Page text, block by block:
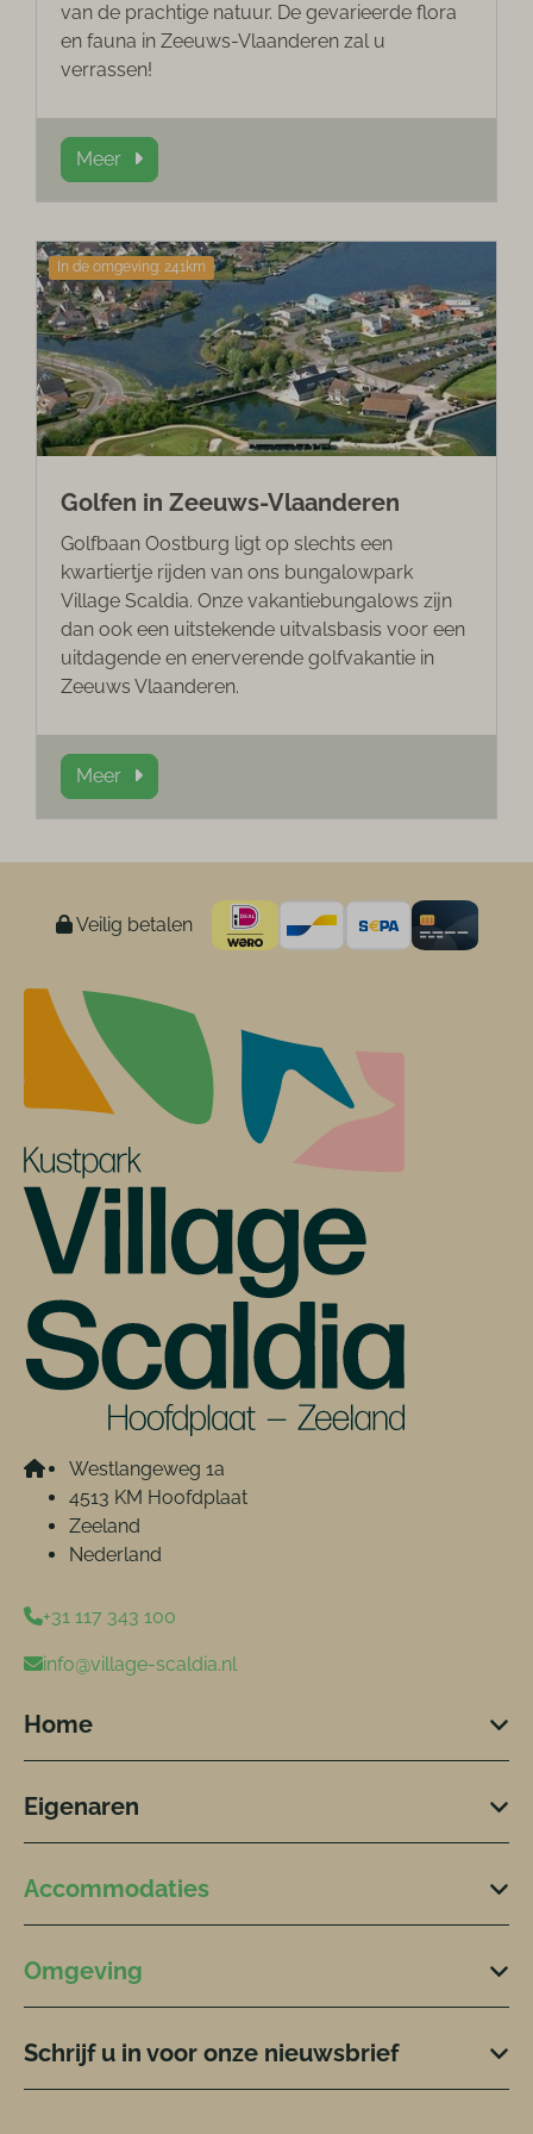
van de prachtige natuur. De gevarieerde flora
en fauna in Zeeuws-Vlaanderen zal u
verrassen!
Meer
In de omgeving: 241km
Golfen in Zeeuws-Vlaanderen
Golfbaan Oostburg ligt op slechts een
kwartiertje rijden van ons bungalowpark
Village Scaldia. Onze vakantiebungalows zijn
dan ook een uitstekende uitvalsbasis voor een
uitdagende en enerverende golfvakantie in
Zeeuws Vlaanderen.
Meer
Veilig betalen
Westlangeweg 1a
4513 KM Hoofdplaat
Zeeland
Nederland
+31 117 343 100
info@village-scaldia.nl
Home
Eigenaren
Accommodaties
Omgeving
Schrijf u in voor onze nieuwsbrief